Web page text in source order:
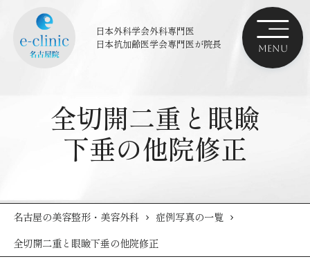
日本外科学会外科専門医
日本抗加齢医学会専門医が院長
全切開二重と眼瞼
下垂の他院修正
名古屋の美容整形・美容外科
症例写真の一覧
全切開二重と眼瞼下垂の他院修正